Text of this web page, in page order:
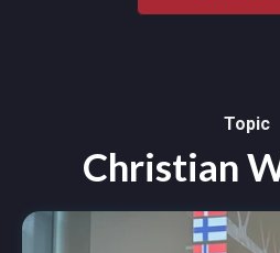
Topic
Christian